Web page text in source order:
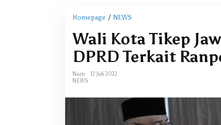
Homepage / NEWS
l
K
T
k
Wali Kota Tikep
DPRD Terkait
Nazir
12 Juli 2022
NEWS